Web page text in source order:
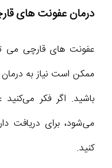
درمان عفونت های
عفونت های قارچی می
ممکن است نیاز به
باشید. اگر فکر
می‌شود، برای دریافت
کنید.